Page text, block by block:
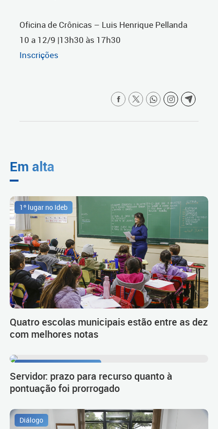
Oficina de Crônicas – Luis Henrique Pellanda
10 a 12/9 |13h30 às 17h30
Inscrições
Em alta
1º lugar no Ideb
Quatro escolas municipais estão entre as dez
com melhores notas
Servidor: prazo para recurso quanto à
pontuação foi prorrogado
Diálogo